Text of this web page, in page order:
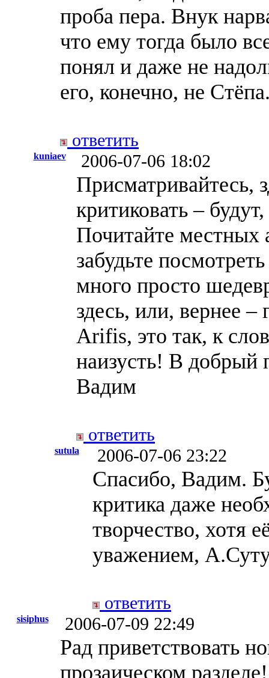
проба пера. Внук
что ему тогда было
понял и даже не
его, конечно, не
ответить
kuniaev 2006-07-06 18:02
Присматривайтесь,
критиковать –
Почитайте местных
забудьте
много просто
здесь, или, вернее
Arifis, это так, к
наизусть! В добрый
Вадим
ответить
sutula 2006-07-06 23:22
Спасибо, Вадим.
критика даже
творчество, хотя
уважением,
ответить
sisiphus 2006-07-09 22:49
Рад приветствовать
прозаическом разделе!